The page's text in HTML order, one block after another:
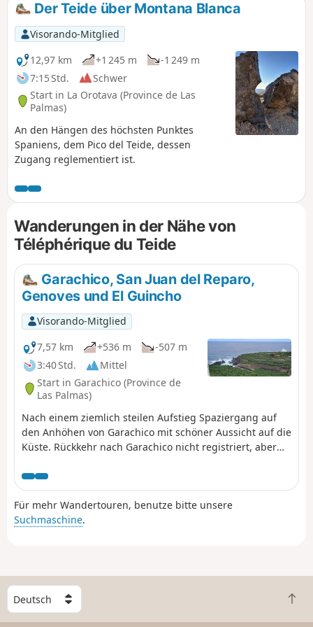
Der Teide über Montana Blanca
Visorando-Mitglied
12,97 km
+1 245 m
-1 249 m
7:15 Std.
Schwer
Start in La Orotava (Province de Las
Palmas)
An den Hängen des höchsten Punktes
Spaniens, dem Pico del Teide, dessen
Zugang reglementiert ist.
Wanderungen in der Nähe von
Téléphérique du Teide
Garachico, San Juan del Reparo,
Genoves und El Guincho
Visorando-Mitglied
7,57 km
+536 m
-507 m
3:40 Std.
Mittel
Start in Garachico (Province de
Las Palmas)
Nach einem ziemlich steilen Aufstieg Spaziergang auf
den Anhöhen von Garachico mit schöner Aussicht auf die
Küste. Rückkehr nach Garachico nicht registriert, aber
den Bananenplantagen vom Strand El Guincho aus ist
nicht möglich.
Für mehr Wandertouren, benutze bitte unsere
Suchmaschine.
W
ä
h
Z
u